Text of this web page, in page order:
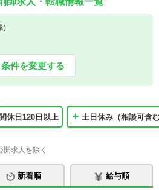
)
条件を変更する
休日120日以上 土日休み（相談可含
求人を除く
新着順 給与順